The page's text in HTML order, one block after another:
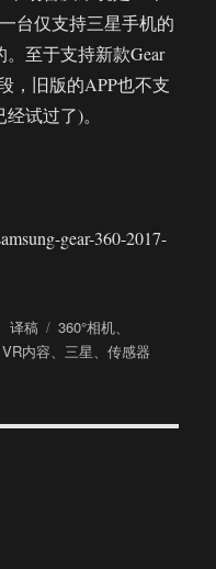
台仅支持三星手机的
至于支持新款Gear
，旧版的APP也不支
试过了)。
gear-360-2017-
译稿
标
签
360°相机、
VR内容、三星、传感器